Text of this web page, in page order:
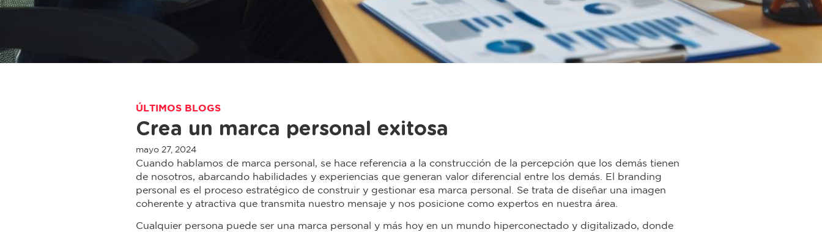
ÚLTIMOS BLOGS
Crea un marca personal exitosa
mayo 27, 2024
Cuando hablamos de marca personal, se hace referencia a la construcción de la percepción que los demás tienen
de nosotros, abarcando habilidades y experiencias que generan valor diferencial entre los demás. El branding
personal es el proceso estratégico de construir y gestionar esa marca personal. Se trata de diseñar una imagen
coherente y atractiva que transmita nuestro mensaje y nos posicione como expertos en nuestra área.
Cualquier persona puede ser una marca personal y más hoy en un mundo hiperconectado y digitalizado, donde